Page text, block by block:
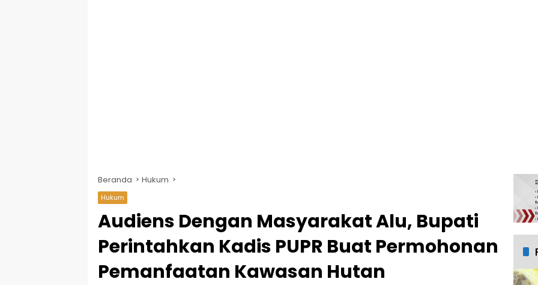
Beranda Hukum
Hukum
Audiens Dengan Masyarakat Alu, Bupati
Perintahkan Kadis PUPR Buat Permohonan
Pemanfaatan Kawasan Hutan